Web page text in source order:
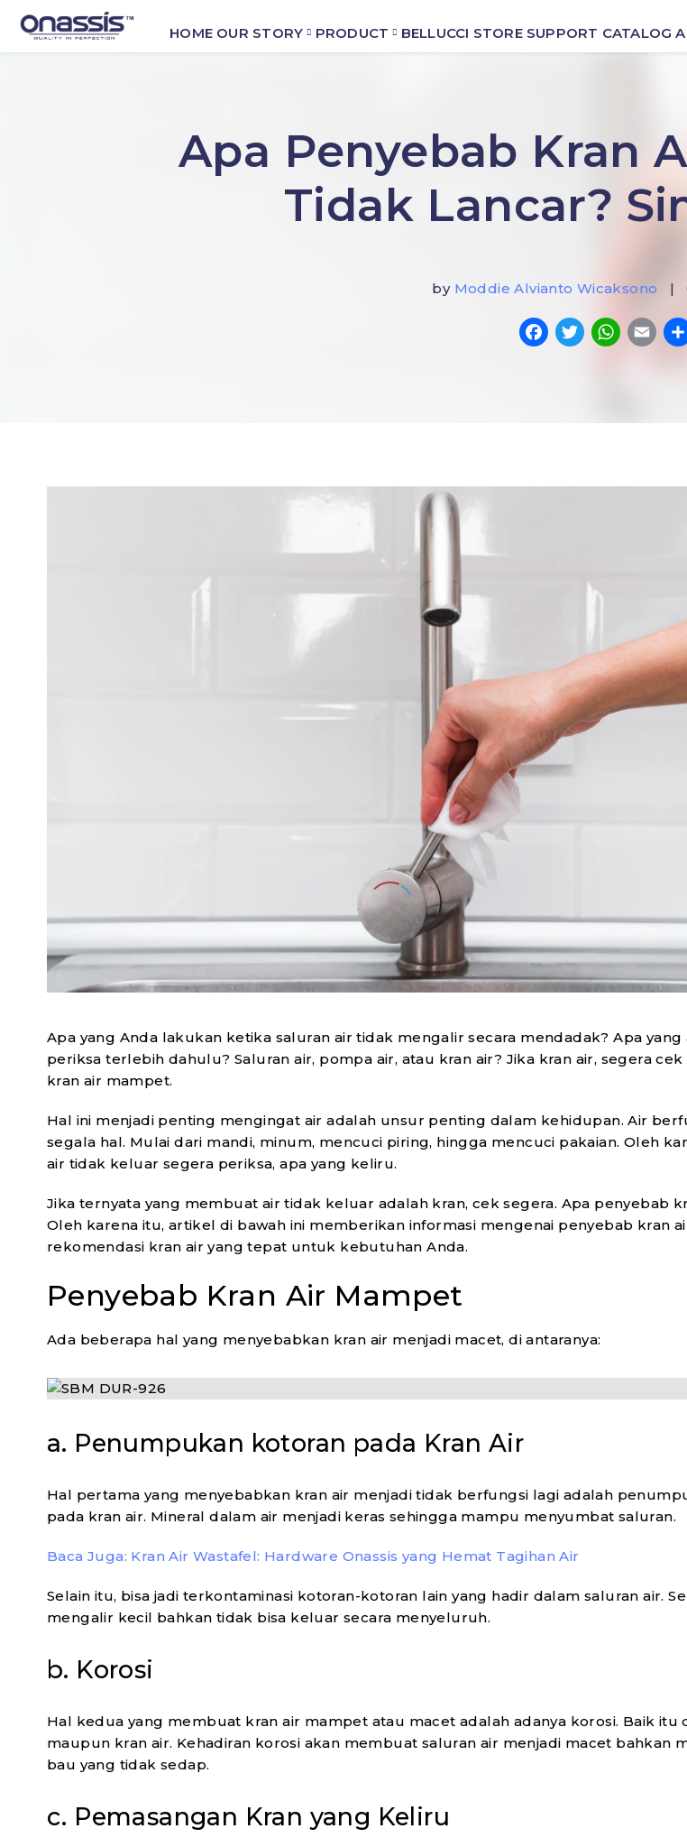
HOME OUR STORY PRODUCT BELLUCCI STORE SUPPORT CATALOG
Apa Penyebab Kran
Tidak Lancar?
by Moddie Alvianto Wicaksono |
Apa yang Anda lakukan ketika saluran air tidak mengalir secara mendadak? Apa yang
periksa terlebih dahulu? Saluran air, pompa air, atau kran air? Jika kran air, segera
kran air mampet.
Hal ini menjadi penting mengingat air adalah unsur penting dalam kehidupan. Air
segala hal. Mulai dari mandi, minum, mencuci piring, hingga mencuci pakaian. Oleh
air tidak keluar segera periksa, apa yang keliru.
Jika ternyata yang membuat air tidak keluar adalah kran, cek segera. Apa penyebab
Oleh karena itu, artikel di bawah ini memberikan informasi mengenai penyebab kran
rekomendasi kran air yang tepat untuk kebutuhan Anda.
Penyebab Kran Air Mampet
Ada beberapa hal yang menyebabkan kran air menjadi macet, di antaranya:
a. Penumpukan kotoran pada Kran Air
Hal pertama yang menyebabkan kran air menjadi tidak berfungsi lagi adalah
pada kran air. Mineral dalam air menjadi keras sehingga mampu menyumbat saluran.
Baca Juga: Kran Air Wastafel: Hardware Onassis yang Hemat Tagihan Air
Selain itu, bisa jadi terkontaminasi kotoran-kotoran lain yang hadir dalam saluran air.
mengalir kecil bahkan tidak bisa keluar secara menyeluruh.
b. Korosi
Hal kedua yang membuat kran air mampet atau macet adalah adanya korosi. Baik itu
maupun kran air. Kehadiran korosi akan membuat saluran air menjadi macet bahkan
bau yang tidak sedap.
c. Pemasangan Kran yang Keliru
Elevator Control Reader
HL/ONS H-MF9
RF Card Encoder
HL/